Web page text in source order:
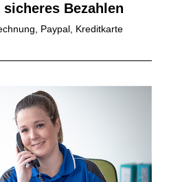
Bezahlen
Paypal, Kreditkarte